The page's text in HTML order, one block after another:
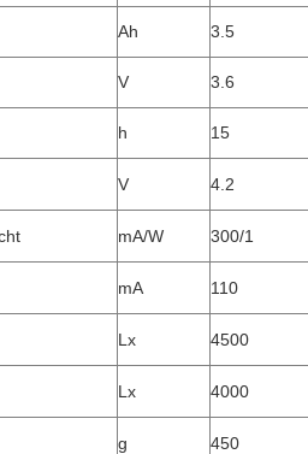
Ah 3.5
V 3.6
h 15
V 4.2
mA/W 300/1
mA 110
Lx 4500
Lx 4000
g 450